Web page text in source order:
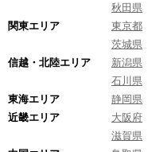
秋田県
関東エリア
東京都
茨城県
信越・北陸エリア
新潟県
石川県
東海エリア
静岡県
近畿エリア
大阪府
滋賀県